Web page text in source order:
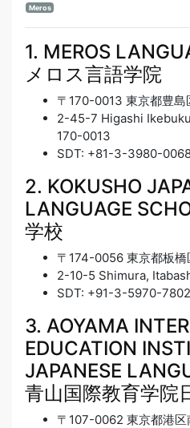
Meros
1. MEROS
メロス言語学院
〒170-0013 東京都豊
2-45-7 Higashi
170-0013
SDT: +81-3-3980-
2. KOKUSHO
LANGUAGE
学校
〒174-0056 東京都板
2-10-5 Shimura,
SDT: +91-3-5970-7802
3. AOYAMA
EDUCATION
JAPANESE
青山国際教育学院
〒107-0062 東京都港